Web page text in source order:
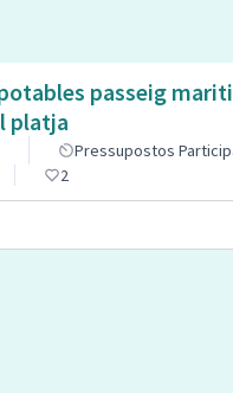
passeig
platja
Pressupostos
2